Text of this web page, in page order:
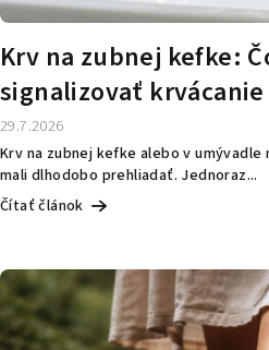
Krv na zubnej kefke:
signalizovať
29.7.2026
Krv na zubnej kefke alebo v
mali dlhodobo prehliadať. Jednoraz...
Čítať článok